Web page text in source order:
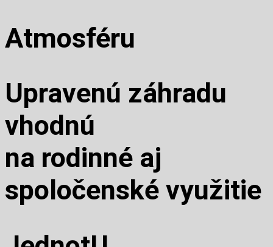
Atmosféru
Upravenú záhradu
vhodnú
na rodinné aj
spoločenské využitie